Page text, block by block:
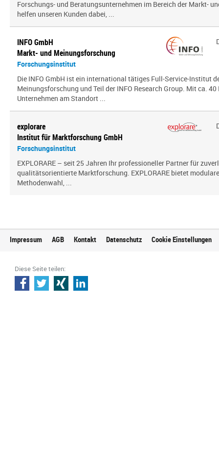
Forschungs- und Beratungsunternehmen im Bereich der Markt-
helfen unseren Kunden dabei, ...
INFO GmbH
Markt- und Meinungsforschung
Forschungsinstitut
Die INFO GmbH ist ein international tätiges Full-Service-Institut
Meinungsforschung und Teil der INFO Research Group. Mit ca.
Unternehmen am Standort ...
explorare
Institut für Marktforschung GmbH
Forschungsinstitut
EXPLORARE – seit 25 Jahren Ihr professioneller Partner für
qualitätsorientierte Marktforschung. EXPLORARE bietet
Methodenwahl, ...
Impressum AGB Kontakt Datenschutz Cookie Einstellungen
Diese Seite teilen: